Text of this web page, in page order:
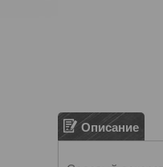
Описание